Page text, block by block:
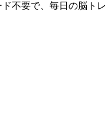
不要で、毎日の脳トレ